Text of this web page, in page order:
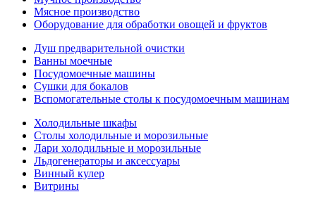
Мясное производство
Оборудование для обработки овощей и фруктов
Душ предварительной очистки
Ванны моечные
Посудомоечные машины
Сушки для бокалов
Вспомогательные столы к посудомоечным машинам
Холодильные шкафы
Столы холодильные и морозильные
Лари холодильные и морозильные
Льдогенераторы и аксессуары
Винный кулер
Витрины